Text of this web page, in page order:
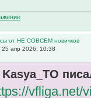
от НЕ СОВСЕМ новичков
25 апр 2026, 10:38
Kasya_TO
vfliga.net/